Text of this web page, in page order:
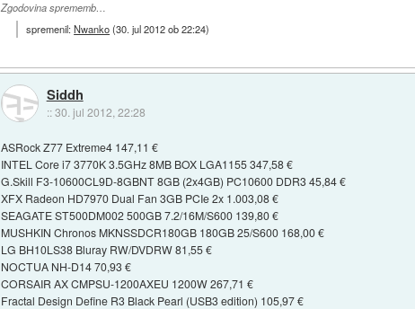
Zgodovina sprememb…
spremenil:Nwanko(30. jul 2012 ob 22:24)
Siddh
::30. jul 2012, 22:28
ASRock Z77 Extreme4 147,11 €
INTEL Core i7 3770K 3.5GHz 8MB BOX LGA1155 347,58 €
G.Skill F3-10600CL9D-8GBNT 8GB (2x4GB) PC10600 DDR3 45,84 €
XFX Radeon HD7970 Dual Fan 3GB PCIe 2x 1.003,08 €
SEAGATE ST500DM002 500GB 7.2/16M/S600 139,80 €
MUSHKIN Chronos MKNSSDCR180GB 180GB 25/S600 168,00 €
LG BH10LS38 Bluray RW/DVDRW 81,55 €
NOCTUA NH-D14 70,93 €
CORSAIR AX CMPSU-1200AXEU 1200W 267,71 €
Fractal Design Define R3 Black Pearl (USB3 edition) 105,97 €